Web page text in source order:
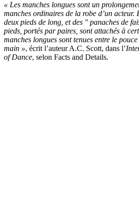
« Les manches longues sont un
manches ordinaires de la robe d’un acteur.
deux pieds de long, et des " panaches de
pieds, portés par paires, sont attachés à
manches longues sont tenues entre le
main », écrit l’auteur A.C. Scott, dans l’
of Dance, selon Facts and Details.